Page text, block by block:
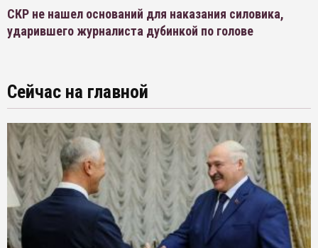
СКР не нашел оснований для наказания силовика,
ударившего журналиста дубинкой по голове
Сейчас на главной